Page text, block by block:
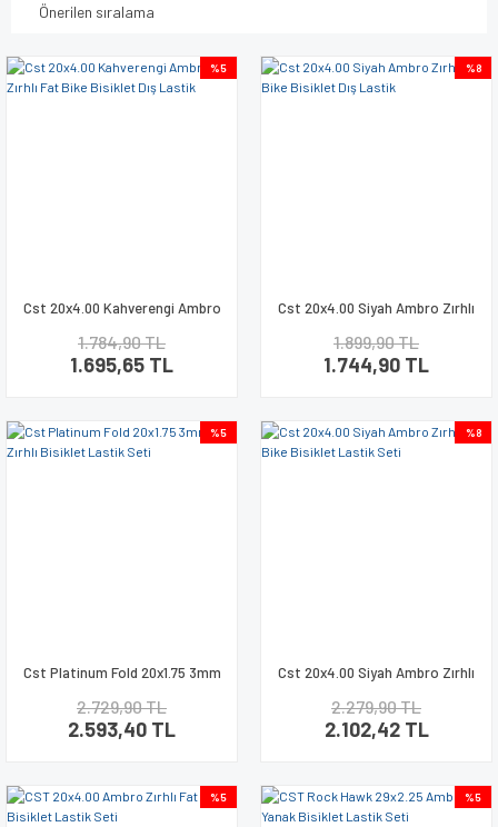
%5
Cst 20x4.00 Kahverengi Ambro
1.784,90 TL
1.695,65 TL
%8
Cst 20x4.00 Siyah Ambro Zırhlı
1.899,90 TL
1.744,90 TL
%5
Cst Platinum Fold 20x1.75 3mm
2.729,90 TL
2.593,40 TL
%8
Cst 20x4.00 Siyah Ambro Zırhlı
2.279,90 TL
2.102,42 TL
%5 %5